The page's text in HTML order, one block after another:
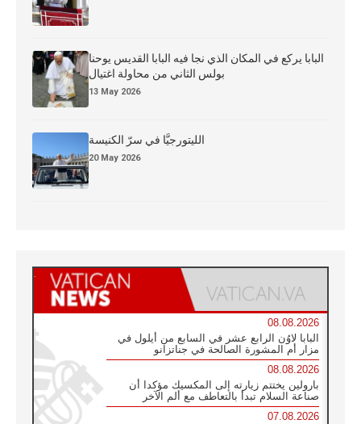
البابا يركع في المكان الذي نجا فيه البابا القديس يوحنا
بولس الثاني من محاولة اغتيال
13 May 2026
الليتورجيَّا في سرّ الكنيسة
20 May 2026
08.08.2026
البابا لاوُن الرابع عشر في السابع من أيلول في
مزار أم المشورة الصالحة في جناتزانو
08.08.2026
بارولين يختتم زيارته إلى المكسيك مؤكدا أن
صناعة السلام تبدأ بالتعاطف مع ألم الآخر
07.08.2026